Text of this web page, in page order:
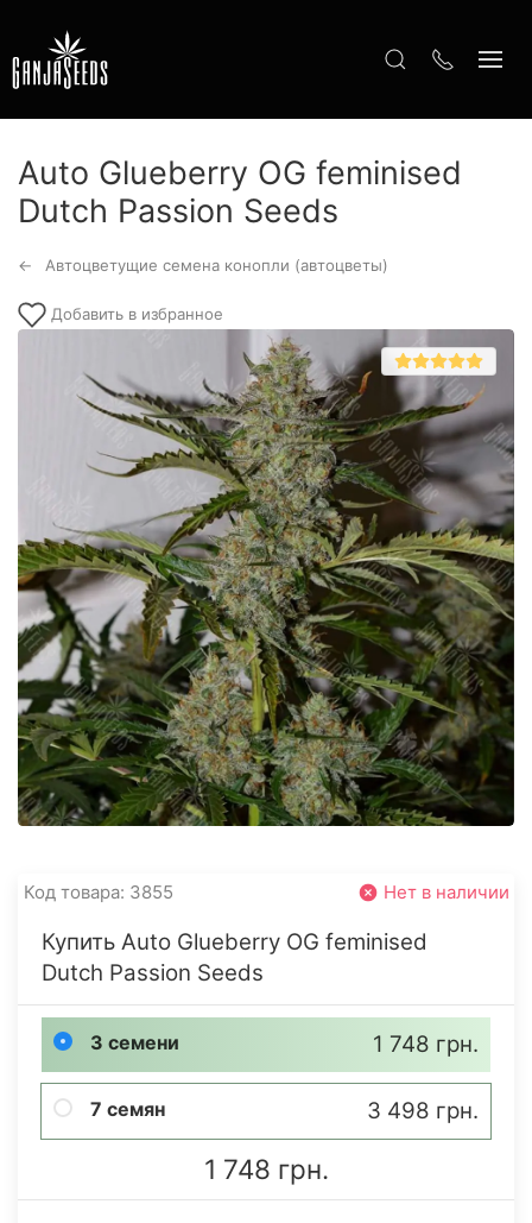
Auto Glueberry OG feminised
Dutch Passion Seeds
Автоцветущие семена конопли (автоцветы)
Добавить в избранное
Код товара: 3855 Нет в наличии
Купить Auto Glueberry OG feminised
Dutch Passion Seeds
3 семени 1 748 грн.
7 семян 3 498 грн.
1 748 грн.